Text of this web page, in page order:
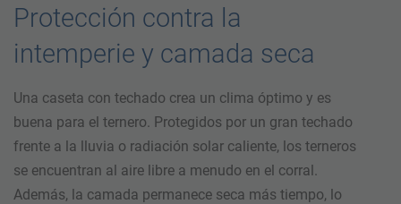
Protección contra la
intemperie y camada seca
Una caseta con techado crea un clima óptimo y es
buena para el ternero. Protegidos por un gran techado
frente a la lluvia o radiación solar caliente, los terneros
se encuentran al aire libre a menudo en el corral.
Además, la camada permanece seca más tiempo, lo